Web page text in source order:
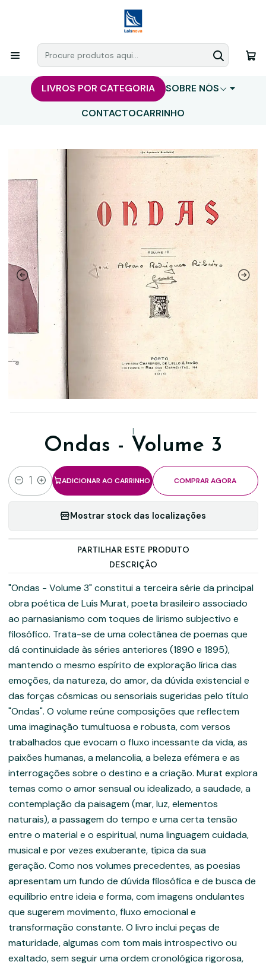
LIVROS POR CATEGORIA
SOBRE NÓS
CONTACTOCARRINHO
|
Ondas - Volume 3
Quantidade
ADICIONAR AO CARRINHO COMPRAR AGORA
Mostrar stock das localizações
PARTILHAR ESTE PRODUTO
DESCRIÇÃO
"Ondas - Volume 3" constitui a terceira série da principal
obra poética de Luís Murat, poeta brasileiro associado
ao parnasianismo com toques de lirismo subjectivo e
filosófico. Trata-se de uma colectânea de poemas que
dá continuidade às séries anteriores (1890 e 1895),
mantendo o mesmo espírito de exploração lírica das
emoções, da natureza, do amor, da dúvida existencial e
das forças cósmicas ou sensoriais sugeridas pelo título
"Ondas". O volume reúne composições que reflectem
uma imaginação tumultuosa e robusta, com versos
trabalhados que evocam o fluxo incessante da vida, as
paixões humanas, a melancolia, a beleza efémera e as
interrogações sobre o destino e a criação. Murat explora
temas como o amor sensual ou idealizado, a saudade, a
contemplação da paisagem (mar, luz, elementos
naturais), a passagem do tempo e uma certa tensão
entre o material e o espiritual, numa linguagem cuidada,
musical e por vezes exuberante, típica da sua
geração. Como nos volumes precedentes, as poesias
apresentam um fundo de dúvida filosófica e de busca de
equilíbrio entre ideia e forma, com imagens ondulantes
que sugerem movimento, fluxo emocional e
transformação constante. O livro inclui peças de
maturidade, algumas com tom mais introspectivo ou
exaltado, sem seguir uma ordem cronológica rigorosa,